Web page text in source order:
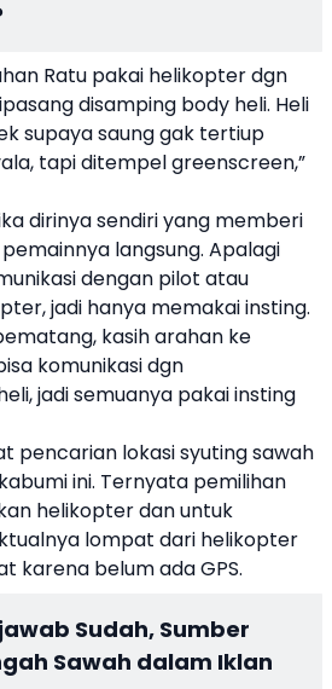
Ratu pakai helikopter dgn
disamping body heli. Heli
supaya saung gak tertiup
tapi ditempel greenscreen,”
dirinya sendiri yang memberi
langsung. Apalagi
dengan pilot atau
jadi hanya memakai insting.
kasih arahan ke
komunikasi dgn
jadi semuanya pakai insting
pencarian lokasi syuting sawah
ini. Ternyata pemilihan
helikopter dan untuk
lompat dari helikopter
karena belum ada GPS.
Sudah, Sumber
Sawah dalam Iklan